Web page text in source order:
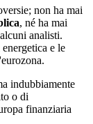
non ha mai
, né ha mai
analisti.
e le
indubbiamente
o di
finanziaria